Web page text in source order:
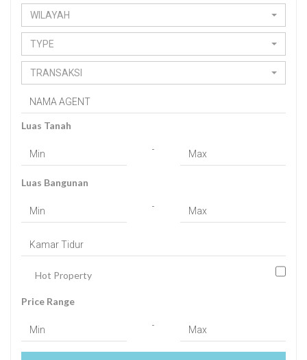
WILAYAH
TYPE
TRANSAKSI
Luas Tanah
-
Luas Bangunan
-
Hot Property
Price Range
-